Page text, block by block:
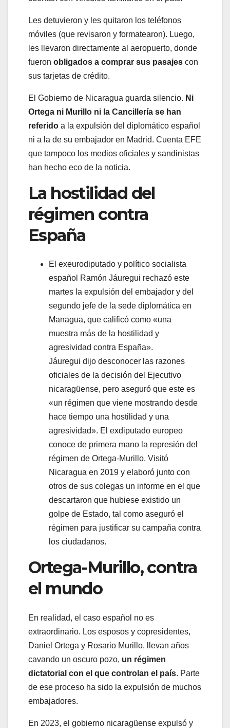
Les detuvieron y les quitaron los teléfonos
móviles (que revisaron y formatearon). Luego,
les llevaron directamente al aeropuerto, donde
fueron obligados a comprar sus pasajes con
sus tarjetas de crédito.
El Gobierno de Nicaragua guarda silencio. Ni
Ortega ni Murillo ni la Cancillería se han
referido a la expulsión del diplomático español
ni a la de su embajador en Madrid. Cuenta EFE
que tampoco los medios oficiales y sandinistas
han hecho eco de la noticia.
La hostilidad del
régimen contra
España
El exeurodiputado y político socialista
español Ramón Jáuregui rechazó este
martes la expulsión del embajador y del
segundo jefe de la sede diplomática en
Managua, que calificó como «una
muestra más de la hostilidad y
agresividad contra España».
Jáuregui dijo desconocer las razones
oficiales de la decisión del Ejecutivo
nicaragüense, pero aseguró que este es
«un régimen que viene mostrando desde
hace tiempo una hostilidad y una
agresividad». El exdiputado europeo
conoce de primera mano la represión del
régimen de Ortega-Murillo. Visitó
Nicaragua en 2019 y elaboró junto con
otros de sus colegas un informe en el que
descartaron que hubiese existido un
golpe de Estado, tal como aseguró el
régimen para justificar su campaña contra
los ciudadanos.
Ortega-Murillo, contra
el mundo
En realidad, el caso español no es
extraordinario. Los esposos y copresidentes,
Daniel Ortega y Rosario Murillo, llevan años
cavando un oscuro pozo, un régimen
dictatorial con el que controlan el país. Parte
de ese proceso ha sido la expulsión de muchos
embajadores.
En 2023, el gobierno nicaragüense expulsó y